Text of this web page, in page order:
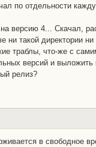
по отдельности
версию 4... Скачал,
ни такой директории
траблы, что-же с
версий и
релиз?
в свободное